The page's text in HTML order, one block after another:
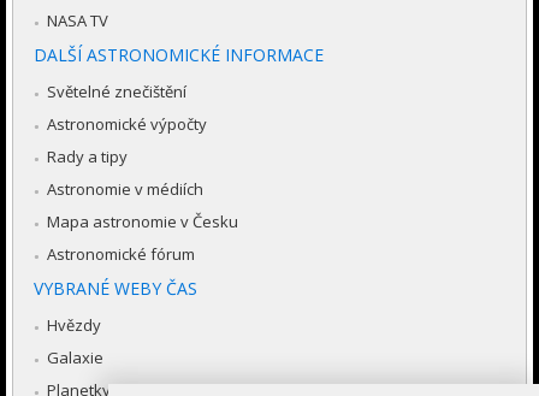
NASA TV
DALŠÍ ASTRONOMICKÉ INFORMACE
Světelné znečištění
Astronomické výpočty
Rady a tipy
Astronomie v médiích
Mapa astronomie v Česku
Astronomické fórum
VYBRANÉ WEBY ČAS
Hvězdy
Galaxie
Planetky